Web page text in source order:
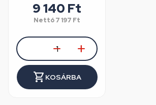
9 140 Ft
Nettó7 197 Ft
KOSÁRBA